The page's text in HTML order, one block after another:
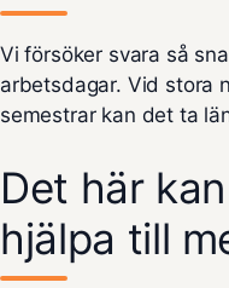
Vi försöker svara så
arbetsdagar. Vid stora
semestrar kan det ta
Det här
hjälpa till